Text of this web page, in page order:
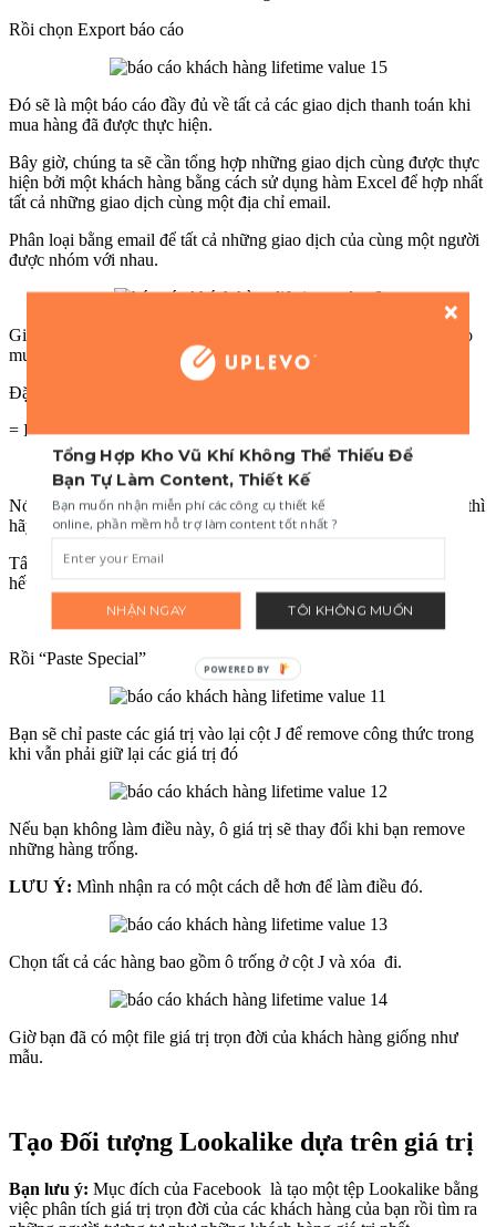
Rồi chọn Export báo cáo
Đó sẽ là một báo cáo đầy đủ về tất cả các giao dịch thanh toán khi
mua hàng đã được thực hiện.
Bây giờ, chúng ta sẽ cần tổng hợp những giao dịch cùng được thực
hiện bởi một khách hàng bằng cách sử dụng hàm Excel để hợp nhất
tất cả những giao dịch cùng một địa chỉ email.
Phân loại bằng email để tất cả những giao dịch của cùng một người
được nhóm với nhau.
Giả sử cột A là email của khách hàng, cột I là giá của sản phẩm họ
mua. Ta sẽ tính tổng ở cột J
Đặt công thức sau vào hàng J2
= IF(A2=A1,””,SUMIFS(I:I,A:A,A2))
Nói cách khác, nếu email ở hàng này mà giống email ở hàng trên thì
hãy để trống. Rồi thêm tất cả giá trị ở cột I vào cho email đó.
Tất cả những hàng trống ở cột J là không cần thiết. Nhưng trước
hết, cần copy cột J
Rồi “Paste Special”
Bạn sẽ chỉ paste các giá trị vào lại cột J để remove công thức trong
khi vẫn phải giữ lại các giá trị đó
Nếu bạn không làm điều này, ô giá trị sẽ thay đổi khi bạn remove
những hàng trống.
LƯU Ý: Mình nhận ra có một cách dễ hơn để làm điều đó.
Chọn tất cả các hàng bao gồm ô trống ở cột J và xóa đi.
Giờ bạn đã có một file giá trị trọn đời của khách hàng giống như
mẫu.
Tạo Đối tượng Lookalike dựa trên giá trị
Bạn lưu ý: Mục đích của Facebook là tạo một tệp Lookalike bằng
việc phân tích giá trị trọn đời của các khách hàng của bạn rồi tìm ra
Tổng Hợp Kho Vũ Khí Không Thể Thiếu Để
Bạn Tự Làm Content, Thiết Kế
NHẬN NGAY TÔI KHÔNG MUỐN
Bạn muốn nhận miễn phí các công cụ thiết kế
online, phần mềm hỗ trợ làm content tốt nhất ?
POWERED BY